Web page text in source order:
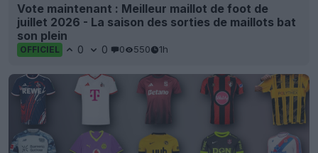
Vote maintenant : Meilleur maillot de foot de
juillet 2026 - La saison des sorties de maillots bat
son plein
OFFICIEL 0 0 0 550 1h